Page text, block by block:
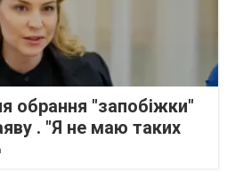
обрання "запобіжки"
. "Я не маю таких